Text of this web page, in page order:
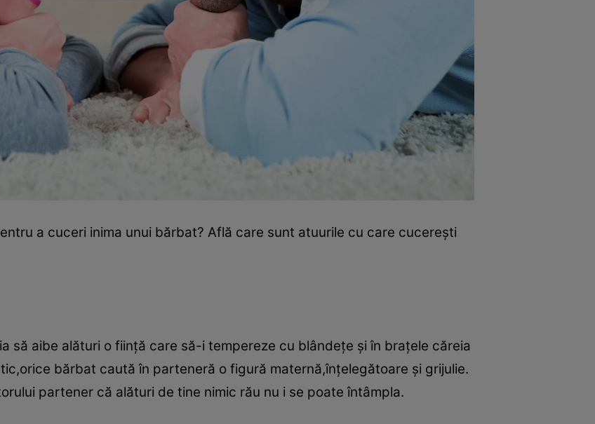
a cuceri inima unui bărbat? Află care sunt atuurile cu care cucereşti
să aibe alături o fiinţă care să-i tempereze cu blândeţe şi în braţele căreia
bărbat caută în parteneră o figură maternă,înţelegătoare şi grijulie.
partener că alături de tine nimic rău nu i se poate întâmpla.